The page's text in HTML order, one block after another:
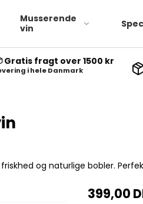
Musserende
vin
Gratis fragt over 1500 kr
i hele Danmark
og naturlige bobler.
399,00